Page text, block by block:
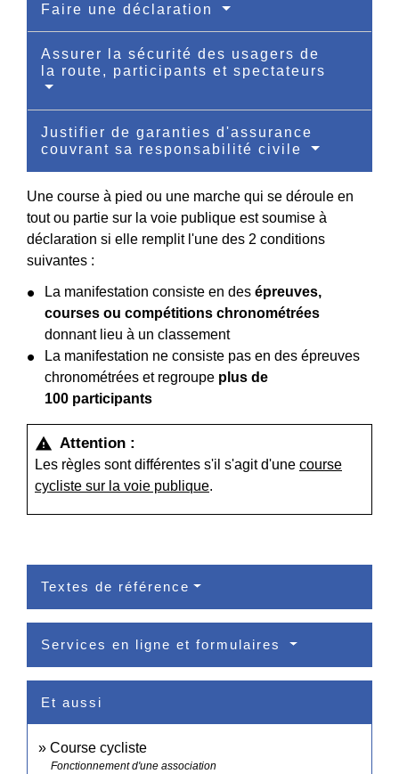
Faire une déclaration
Assurer la sécurité des usagers de
la route, participants et spectateurs
Justifier de garanties d'assurance
couvrant sa responsabilité civile
Une course à pied ou une marche qui se déroule en
tout ou partie sur la voie publique est soumise à
déclaration si elle remplit l'une des 2 conditions
suivantes :
La manifestation consiste en des épreuves,
courses ou compétitions chronométrées
donnant lieu à un classement
La manifestation ne consiste pas en des épreuves
chronométrées et regroupe plus de
100 participants
warning Attention :
Les règles sont différentes s'il s'agit d'une course
cycliste sur la voie publique.
Textes de référence
Services en ligne et formulaires
Et aussi
Course cycliste
Fonctionnement d'une association